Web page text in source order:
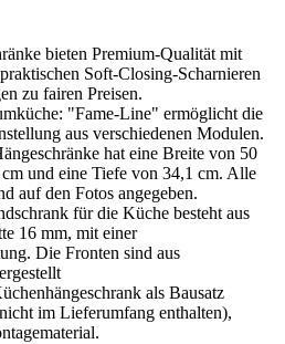
bieten Premium-Qualität mit
Soft-Closing-Scharnieren
zu fairen Preisen.
"Fame-Line" ermöglicht die
aus verschiedenen Modulen.
hat eine Breite von 50
und eine Tiefe von 34,1 cm. Alle
auf den Fotos angegeben.
für die Küche besteht aus
16 mm, mit einer
Die Fronten sind aus
als Bausatz
im Lieferumfang enthalten),